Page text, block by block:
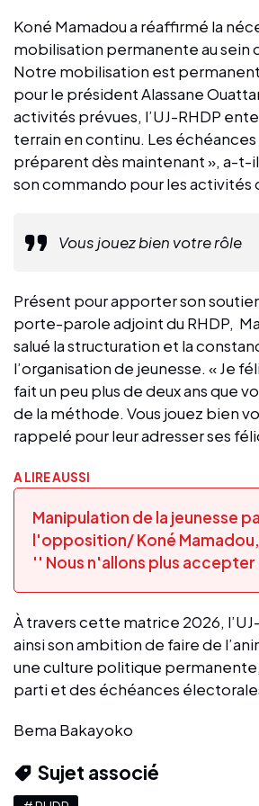
Koné Mamadou a réaffirmé la
mobilisation permanente au sein
Notre mobilisation est
pour le président Alassane
activités prévues, l’UJ-RHDP
terrain en continu. Les échéances
préparent dès maintenant », a-t-
son commando pour les activités
Vous jouez bien votre rôle
Présent pour apporter son
porte-parole adjoint du RHDP,
salué la structuration et la
l’organisation de jeunesse. « Je
fait un peu plus de deux ans que
de la méthode. Vous jouez bien
rappelé pour leur adresser ses
A LIRE AUSSI
Manipulation de la jeunesse
l'opposition/ Koné Mamadou,
'' Nous n'allons plus
À travers cette matrice 2026,
ainsi son ambition de faire de
une culture politique
parti et des échéances
Bema Bakayoko
Sujet associé